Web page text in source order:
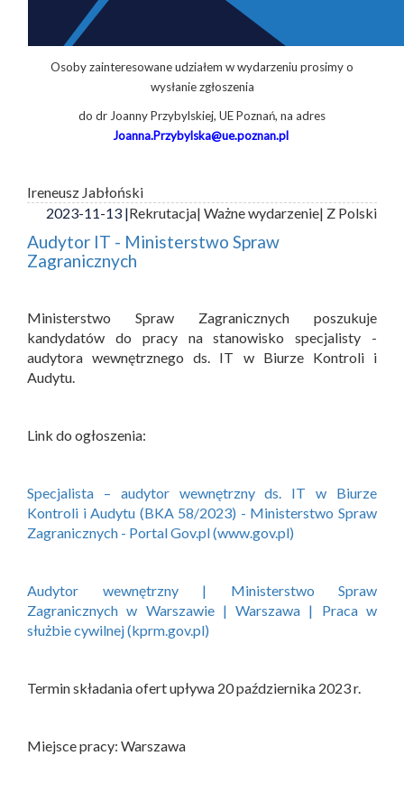
Osoby zainteresowane udziałem w wydarzeniu prosimy o
wysłanie zgłoszenia
do dr Joanny Przybylskiej, UE Poznań, na adres
Joanna.Przybylska@ue.poznan.pl
Ireneusz Jabłoński
2023-11-13 |Rekrutacja| Ważne wydarzenie| Z Polski
Audytor IT - Ministerstwo Spraw
Zagranicznych
Ministerstwo Spraw Zagranicznych poszukuje
kandydatów do pracy na stanowisko specjalisty -
audytora wewnętrznego ds. IT w Biurze Kontroli i
Audytu.
Link do ogłoszenia:
Specjalista – audytor wewnętrzny ds. IT w Biurze
Kontroli i Audytu (BKA 58/2023) - Ministerstwo Spraw
Zagranicznych - Portal Gov.pl (www.gov.pl)
Audytor wewnętrzny | Ministerstwo Spraw
Zagranicznych w Warszawie | Warszawa | Praca w
służbie cywilnej (kprm.gov.pl)
Termin składania ofert upływa 20 października 2023 r.
Miejsce pracy: Warszawa